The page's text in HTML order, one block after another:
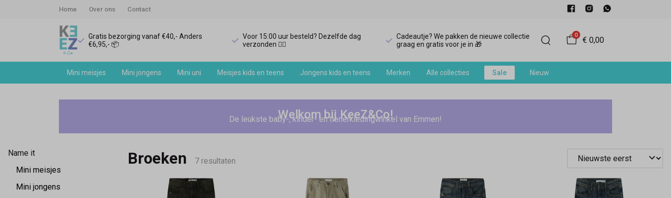
Home Over ons Contact
Gratis bezorging vanaf €40,- Anders
€6,95,- 📦
Voor 15:00 uur besteld? Dezelfde dag
verzonden 🏃‍♀️
Cadeautje? We pakken de nieuwe collectie
graag en gratis voor je in 🎁
0
€ 0,00
Mini meisjes Mini jongens Mini uni Meisjes kids en teens Jongens kids en teens Merken Alle collecties Sale Nieuw
Name
jongens
broeken
Welkom bij KeeZ&Co!
De leukste baby-, kinder- en tienerkledingwinkel van Emmen!
Name it
Mini meisjes
Mini jongens
Broeken 7 resultaten